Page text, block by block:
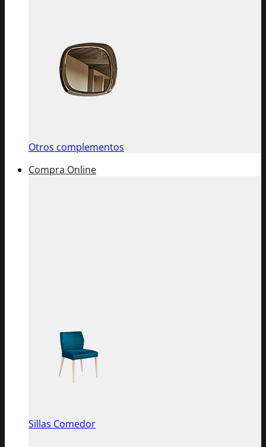
Otros complementos
Compra Online
Sillas Comedor